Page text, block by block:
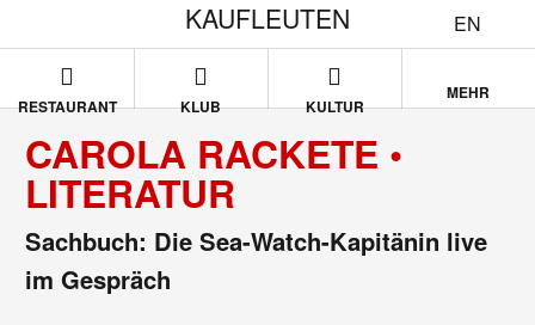
EN
KAUFLEUTEN
RESTAURANT KLUB KULTUR
MEHR
CAROLA RACKETE •
LITERATUR
Sachbuch: Die Sea-Watch-Kapitänin live
im Gespräch